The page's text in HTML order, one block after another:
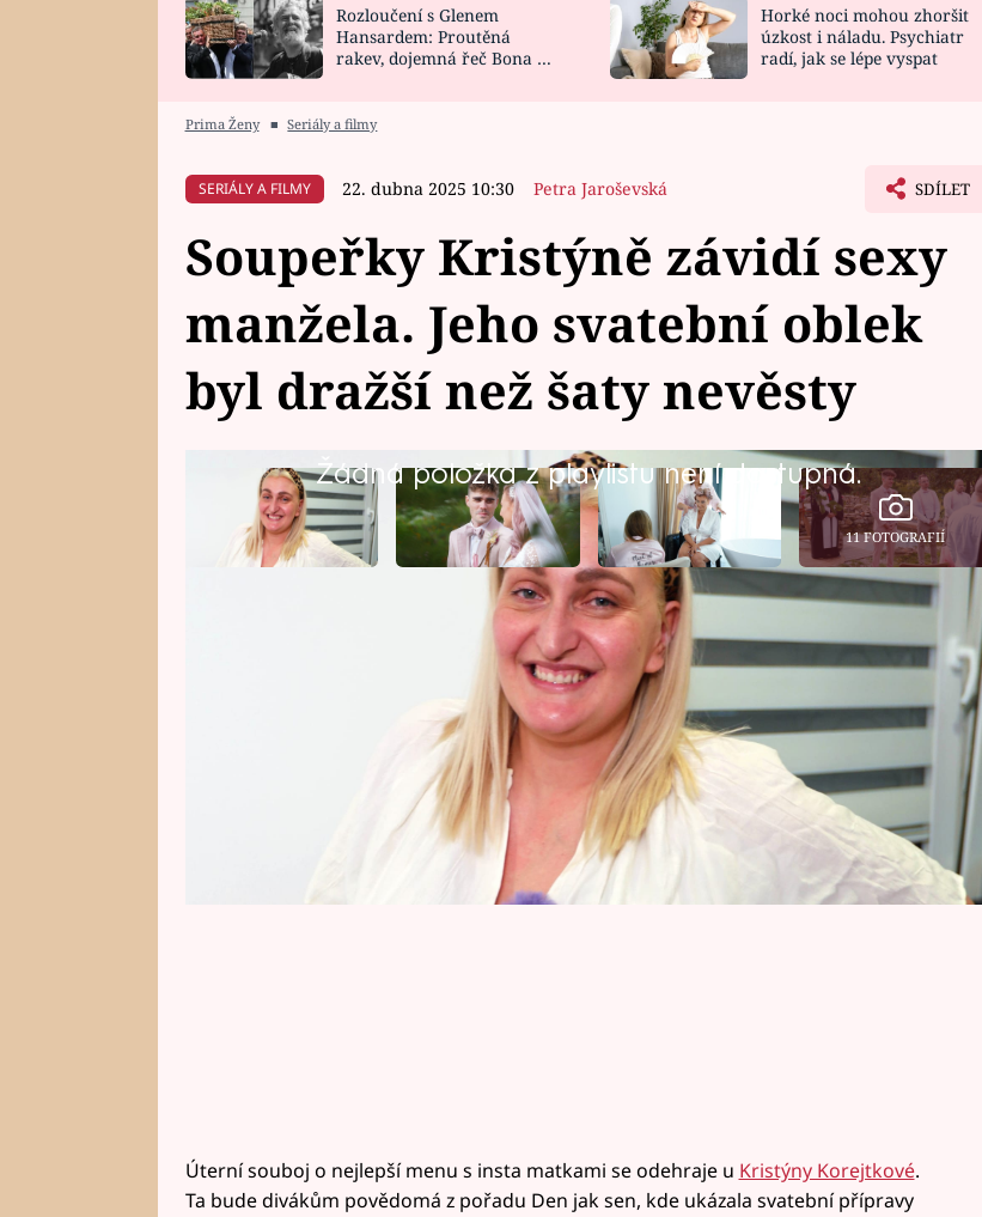
HOROSKOP NA
CELEBRITY
VAŘENÍ
NOVINKY
VIDEORECEPTY
Rozloučení s Glenem
Hansardem: Proutěná
rakev, dojemná řeč Bona a
Horké noci mohou zhoršit
úzkost i náladu. Psychiatr
radí, jak se lépe vyspat
Prima Ženy ■ Seriály a filmy
SERIÁLY A FILMY 22. dubna 2025 10:30 Petra Jaroševská SDÍLET
Soupeřky Kristýně závidí sexy
manžela. Jeho svatební oblek
byl dražší než šaty nevěsty
Žádná položka z playlistu není dostupná.
11 FOTOGRAFIÍ
V tomto týdnu vaří v kuchařské soutěži maminky, které jsou aktivní na
sociálních sítích. Úterní večer patří Kristýně Korejtkové, která se
pochlubí dokonalým manželem. Připraví jednoduché menu a bude
myslet i na veganku Alenu.
Úterní souboj o nejlepší menu s insta matkami se odehraje u Kristýny Korejtkové.
Ta bude divákům povědomá z pořadu Den jak sen, kde ukázala svatební přípravy